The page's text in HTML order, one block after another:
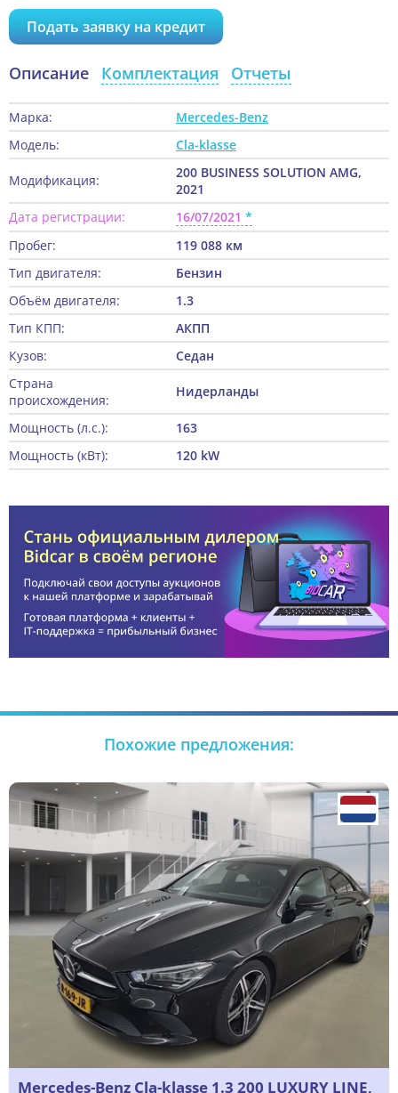
Подать заявку на кредит
Описание Комплектация Отчеты
Марка:
Mercedes-Benz
Модель:
Cla-klasse
Модификация:
200 BUSINESS SOLUTION AMG,
2021
Дата регистрации:
16/07/2021
Пробег:
119 088 км
Тип двигателя:
Бензин
Объём двигателя:
1.3
Тип КПП:
АКПП
Кузов:
Седан
Страна
происхождения:
Нидерланды
Мощность (л.с.):
163
Мощность (кВт):
120 kW
Похожие предложения:
Mercedes-Benz Cla-klasse 1.3 200 LUXURY LINE,